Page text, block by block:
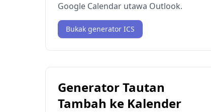
Google Calendar utawa Outlook.
Bukak generator ICS
Generator Tautan
Tambah ke Kalender